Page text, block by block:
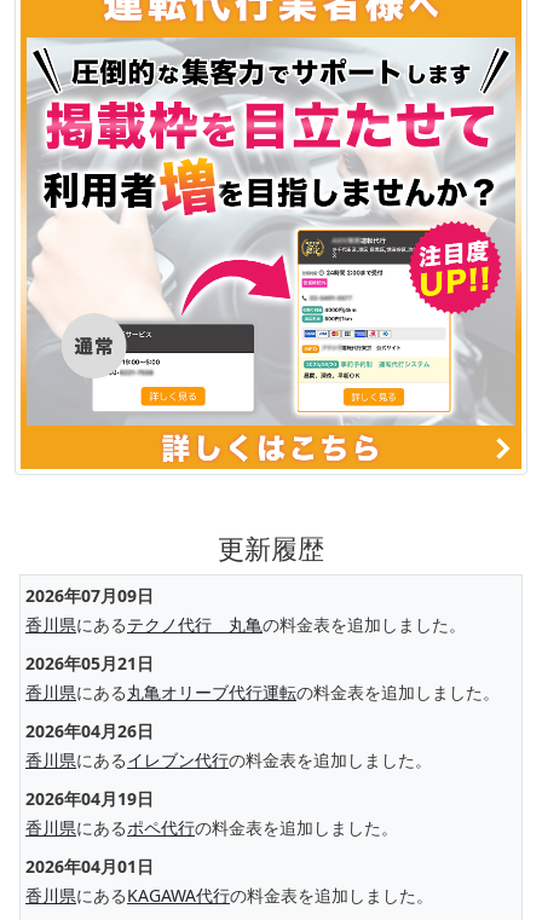
更新履歴
2026年07月09日
香川県にあるテクノ代行 丸亀の料金表を追加しました。
2026年05月21日
香川県にある丸亀オリーブ代行運転の料金表を追加しました。
2026年04月26日
香川県にあるイレブン代行の料金表を追加しました。
2026年04月19日
香川県にあるポペ代行の料金表を追加しました。
2026年04月01日
香川県にあるKAGAWA代行の料金表を追加しました。